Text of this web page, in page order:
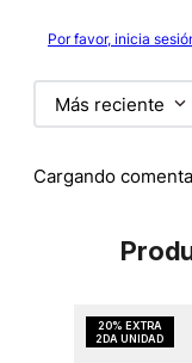
Por favor, inicia
Más reciente
Cargando